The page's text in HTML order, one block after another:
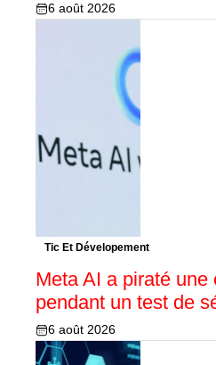
6 août 2026
Tic Et Dévelopement
Meta AI a piraté une
pendant un test de
6 août 2026